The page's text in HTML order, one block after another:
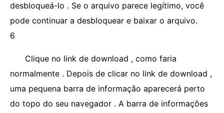
desbloqueá-lo . Se o arquivo parece legítimo, você
pode continuar a desbloquear e baixar o arquivo.
6
Clique no link de download , como faria
normalmente . Depois de clicar no link de download ,
uma pequena barra de informação aparecerá perto
do topo do seu navegador . A barra de informações